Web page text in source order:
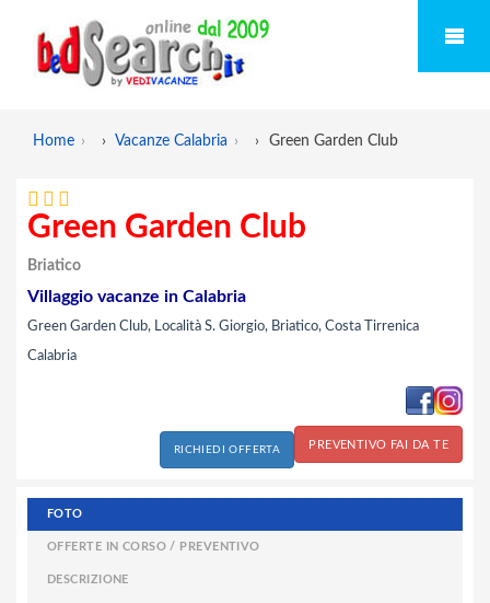
Home › Vacanze Calabria › Green Garden Club
Green Garden Club
Briatico
Villaggio vacanze in Calabria
Green Garden Club, Località S. Giorgio, Briatico, Costa Tirrenica
Calabria
PREVENTIVO FAI DA TE
RICHIEDI OFFERTA
FOTO
OFFERTE IN CORSO / PREVENTIVO
DESCRIZIONE